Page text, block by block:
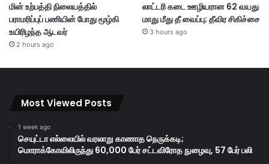
மின் உற்பத்தி நிலையத்தில்
பராமரிப்புப் பணியின் போது மூழ்கி
உயிரிழந்த ஆடவர்
2 hours ago
லாட்டரி கடை ஊழியரான 62 வயது
மாது மீது தீ வைப்பு; தீவிர சிகிச்சை
3 hours ago
Most Viewed Posts
1 week ago
செயுட்டா எல்லையில் வரலாறு காணாத நெருக்கடி;
மொராக்கோவிலிருந்து 60,000 பேர் சட்டவிரோத நுழைவு, 57 பேர் பலி